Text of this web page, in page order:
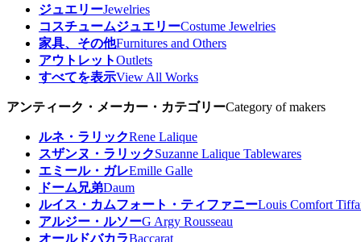
ジュエリーJewelries
コスチュームジュエリーCostume Jewelries
家具、その他Furnitures and Others
アウトレットOutlets
すべてを表示View All Works
アンティーク・メーカー・カテゴリーCategory of makers
ルネ・ラリックRene Lalique
スザンヌ・ラリックSuzanne Lalique Tablewares
エミール・ガレEmille Galle
ドーム兄弟Daum
ルイス・カムフォート・ティファニーLouis Comfort
アルジー・ルソーG Argy Rousseau
オールドバカラBaccarat